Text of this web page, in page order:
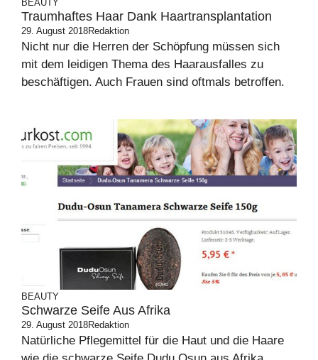
BEAUTY
Traumhaftes Haar Dank Haartransplantation
29. August 2018Redaktion
Nicht nur die Herren der Schöpfung müssen sich
mit dem leidigen Thema des Haarausfalles zu
beschäftigen. Auch Frauen sind oftmals betroffen.
BEAUTY
Schwarze Seife Aus Afrika
29. August 2018Redaktion
Natürliche Pflegemittel für die Haut und die Haare